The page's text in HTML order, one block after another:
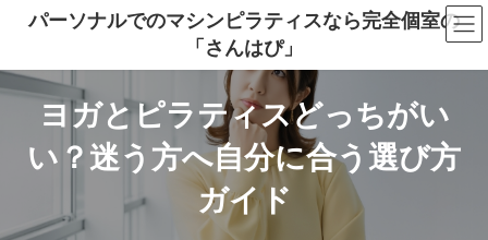
ン
ツ
ー
シ
パーソナルでのマシンピラティスなら完全個室の
「さんはぴ」
ヨガとピラティスどっちがい
い？迷う方へ自分に合う選び方
ガイド